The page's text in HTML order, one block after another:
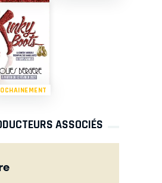
ASSOCIÉS